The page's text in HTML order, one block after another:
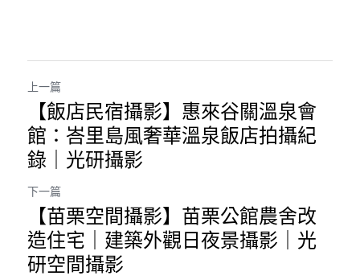
上一篇
【飯店民宿攝影】惠來谷關溫泉會
館：峇里島風奢華溫泉飯店拍攝紀
錄｜光研攝影
下一篇
【苗栗空間攝影】苗栗公館農舍改
造住宅｜建築外觀日夜景攝影｜光
研空間攝影